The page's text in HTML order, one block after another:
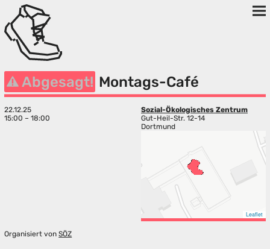
Abgesagt! Montags-Café
22.12.25
15:00 – 18:00
Sozial-Ökologisches Zentrum
Gut-Heil-Str. 12-14
Dortmund
Leaflet
Organisiert vonSÖZ